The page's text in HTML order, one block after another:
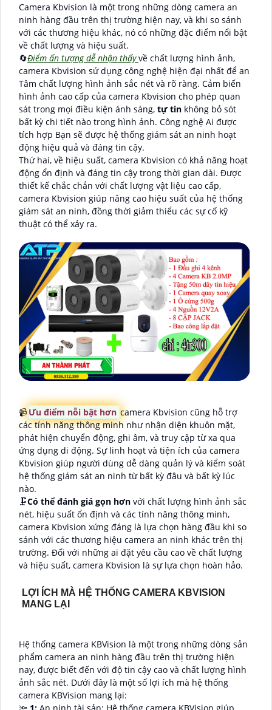
Camera Kbvision là một trong những dòng camera an
ninh hàng đầu trên thị trường hiện nay, và khi so sánh
với các thương hiệu khác, nó có những đặc điểm nổi bật
về chất lượng và hiệu suất.
🔄Điểm ấn tượng dễ nhận thấyvề chất lượng hình ảnh,
camera Kbvision sử dụng công nghệ hiện đại nhất để an
Tâm chất lượng hình ảnh sắc nét và rõ ràng. Cảm biến
hình ảnh cao cấp của camera Kbvision cho phép quan
sát trong mọi điều kiện ánh sáng, tự tin không bỏ sót
bất kỳ chi tiết nào trong hình ảnh. Công nghệ Ai được
tích hợp Bạn sẽ được hệ thống giám sát an ninh hoạt
động hiệu quả và đáng tin cậy.
Thứ hai, về hiệu suất, camera Kbvision có khả năng hoạt
động ổn định và đáng tin cậy trong thời gian dài. Được
thiết kế chắc chắn với chất lượng vật liệu cao cấp,
camera Kbvision giúp nâng cao hiệu suất của hệ thống
giám sát an ninh, đồng thời giảm thiểu các sự cố kỹ
thuật có thể xảy ra.
📹 Ưu điểm nỗi bật hơn camera Kbvision cũng hỗ trợ
các tính năng thông minh như nhận diện khuôn mặt,
phát hiện chuyển động, ghi âm, và truy cập từ xa qua
ứng dụng di động. Sự linh hoạt và tiện ích của camera
Kbvision giúp người dùng dễ dàng quản lý và kiểm soát
hệ thống giám sát an ninh từ bất kỳ đâu và bất kỳ lúc
nào.
🗜️Có thể đánh giá gọn hơn với chất lượng hình ảnh sắc
nét, hiệu suất ổn định và các tính năng thông minh,
camera Kbvision xứng đáng là lựa chọn hàng đầu khi so
sánh với các thương hiệu camera an ninh khác trên thị
trường. Đối với những ai đặt yêu cầu cao về chất lượng
và hiệu suất, camera Kbvision là sự lựa chọn hoàn hảo.
LỢI ÍCH MÀ HỆ THỐNG CAMERA KBVISION
MANG LẠI
Hệ thống camera KBVision là một trong những dòng sản
phẩm camera an ninh hàng đầu trên thị trường hiện
nay, được biết đến với độ tin cậy cao và chất lượng hình
ảnh sắc nét. Dưới đây là một số lợi ích mà hệ thống
camera KBVision mang lại: